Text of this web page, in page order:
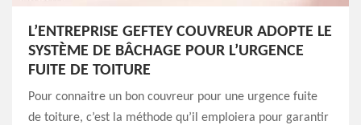
L’ENTREPRISE GEFTEY COUVREUR ADOPTE LE
SYSTÈME DE BÂCHAGE POUR L’URGENCE
FUITE DE TOITURE
Pour connaitre un bon couvreur pour une urgence fuite
de toiture, c’est la méthode qu’il emploiera pour garantir